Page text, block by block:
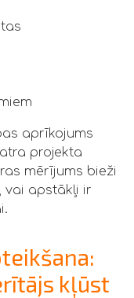
aprīkojums
projekta
mērījums bieži
vai apstākļi ir
kļūst